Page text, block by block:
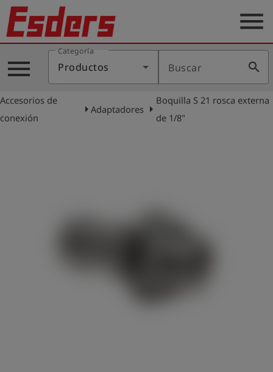
Productos
Blog
Aplicaciones
menu
menu
Categoría
Productos Buscar search
Accesorios de
conexión
arrow_rightAdaptadores arrow_right
Boquilla S 21 rosca externa
de 1/8"